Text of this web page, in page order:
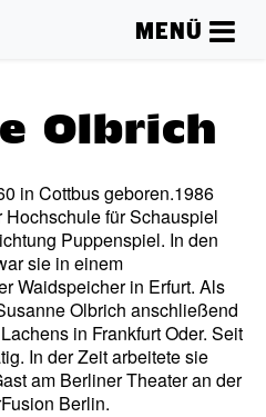
MENÜ
Olbrich
in Cottbus geboren.1986
für Schauspiel
Puppenspiel. In den
sie in einem
Waidspeicher in Erfurt. Als
Olbrich anschließend
in Frankfurt Oder. Seit
In der Zeit arbeitete sie
am Berliner Theater an der
Berlin.